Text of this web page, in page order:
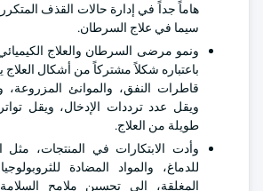
هاماً جداً في إدارة حالات القذف
سيما في علاج السرطان.
ونمو مرضى السرطان والعلاج
باعتباره شكلاً مشتركاً من أشكال العلاج
ويقل عدد ترددات الإدخال، ويقل
طويلة من العلاج.
وأدت الابتكارات في المنتجات، مثل
للدماغ، والمواد المضادة
المغلقة، إلى تحسين ملامح السلامة